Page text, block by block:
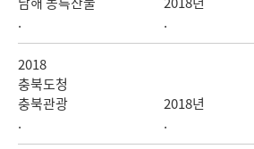
.
.
2018
충북도청
충북관광
2018년
.
.